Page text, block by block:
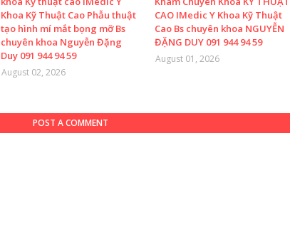
Khoa Kỹ Thuật Cao Phẫu thuật
tạo hình mí mắt bọng mỡ Bs
chuyên khoa Nguyễn Đặng
Duy 091 944 94 59
August 02, 2026
CAO IMedic Y Khoa Kỹ Thuật
Cao Bs chuyên khoa NGUYỄN
ĐẶNG DUY 091 944 94 59
August 01, 2026
POST A COMMENT